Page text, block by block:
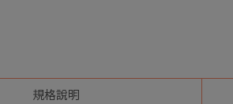
規格說明